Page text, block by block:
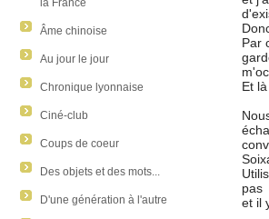
la France
Âme chinoise
Au jour le jour
Chronique lyonnaise
Ciné-club
Coups de coeur
Des objets et des mots...
D'une génération à l'autre
Par
Et
pas
et il